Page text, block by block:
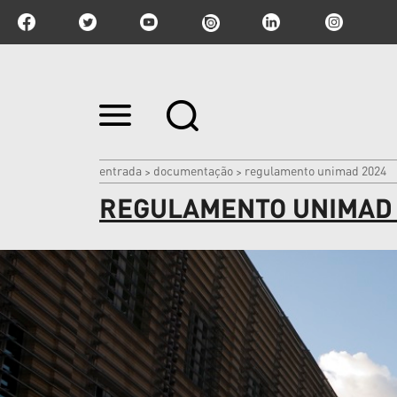
Ir
para
|
Ir
para
entrada > documentação > regulamento unimad 2024
REGULAMENTO